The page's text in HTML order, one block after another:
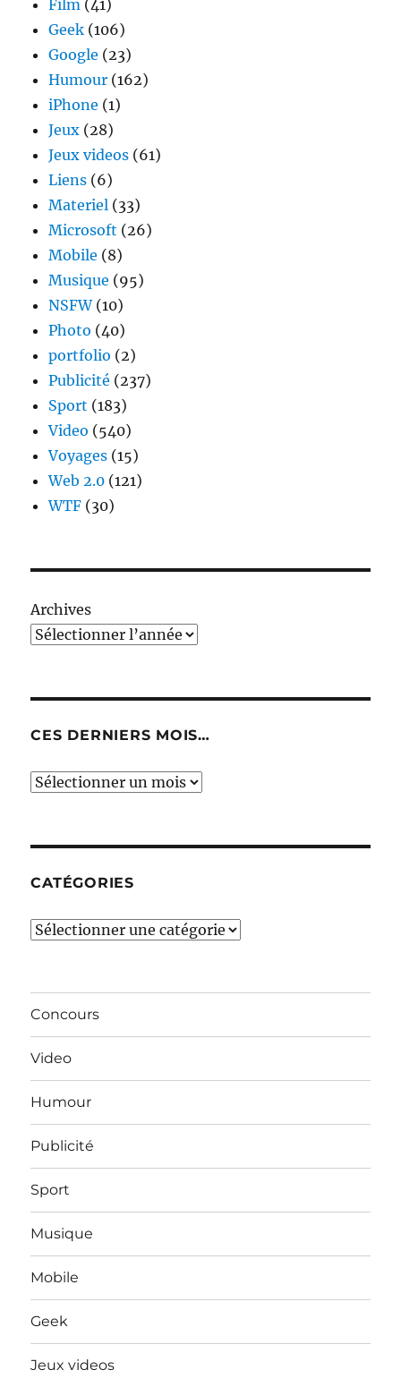
Film (41)
Geek (106)
Google (23)
Humour (162)
iPhone (1)
Jeux (28)
Jeux videos (61)
Liens (6)
Materiel (33)
Microsoft (26)
Mobile (8)
Musique (95)
NSFW(10)
Photo (40)
portfolio (2)
Publicité (237)
Sport (183)
Video (540)
Voyages (15)
Web 2.0 (121)
WTF (30)
Archives
CES DERNIERS MOIS…
Ces
CATÉGORIES
Catégories
Concours
Video
Humour
Publicité
Sport
Musique
Mobile
Geek
Jeux videos